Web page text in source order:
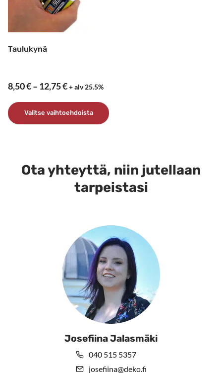
Taulukynä
8,50€– 12,75€Hintaluokka:
-
12,75 €
+ alv 25.5%
Valitse vaihtoehdoista
useampi
Ota yhteyttä, niin jutellaan
tarpeistasi
Josefiina Jalasmäki
040 515 5357
josefiina@deko.fi